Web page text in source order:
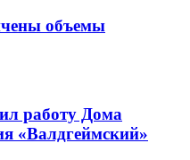
объемы
работу Дома
«Валдгеймский»